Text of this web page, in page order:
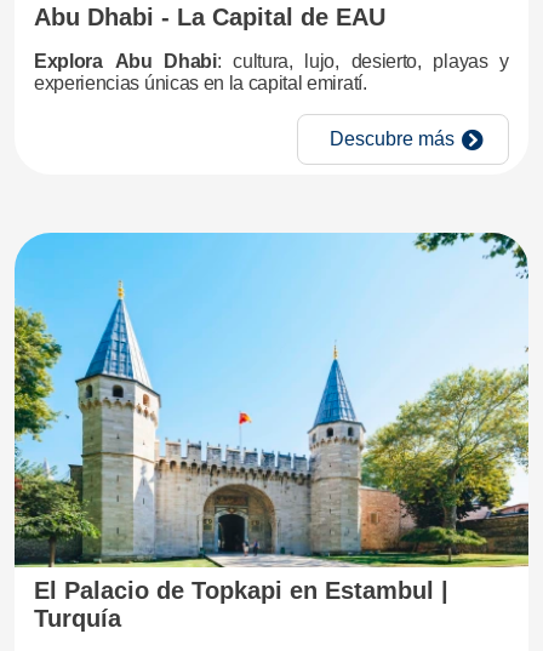
Abu Dhabi - La Capital de EAU
Explora Abu Dhabi: cultura, lujo, desierto, playas y
experiencias únicas en la capital emiratí.
Descubre más
El Palacio de Topkapi en Estambul |
Turquía